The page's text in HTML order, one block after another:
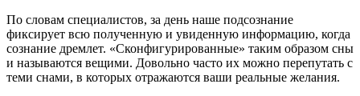
По словам специалистов, за день наше подсознание
фиксирует всю полученную и увиденную информацию, когда
сознание дремлет. «Сконфигурированные» таким образом сны
и называются вещими. Довольно часто их можно перепутать с
теми снами, в которых отражаются ваши реальные желания.